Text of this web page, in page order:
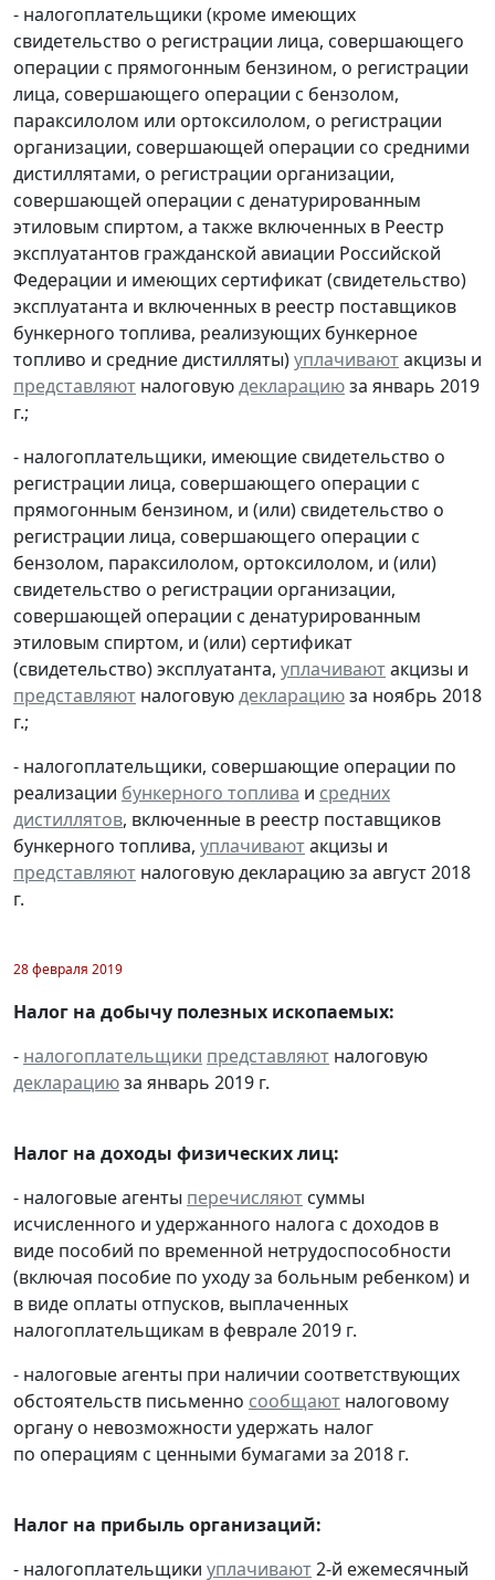
- налогоплательщики (кроме имеющих
свидетельство о регистрации лица, совершающего
операции с прямогонным бензином, о регистрации
лица, совершающего операции с бензолом,
параксилолом или ортоксилолом, о регистрации
организации, совершающей операции со средними
дистиллятами, о регистрации организации,
совершающей операции с денатурированным
этиловым спиртом, а также включенных в Реестр
эксплуатантов гражданской авиации Российской
Федерации и имеющих сертификат (свидетельство)
эксплуатанта и включенных в реестр поставщиков
бункерного топлива, реализующих бункерное
топливо и средние дистилляты)уплачиваютакцизы и
представляют налоговуюдекларациюза январь 2019
г.;
- налогоплательщики, имеющие свидетельство о
регистрации лица, совершающего операции с
прямогонным бензином, и (или) свидетельство о
регистрации лица, совершающего операции с
бензолом, параксилолом, ортоксилолом, и (или)
свидетельство о регистрации организации,
совершающей операции с денатурированным
этиловым спиртом, и (или) сертификат
(свидетельство) эксплуатанта, уплачиваютакцизы и
представляют налоговуюдекларациюза ноябрь 2018
г.;
- налогоплательщики, совершающие операции по
реализации бункерного топлива и средних
дистиллятов, включенные в реестр поставщиков
бункерного топлива, уплачиваютакцизы и
представляют налоговую декларацию за август 2018
г.
28 февраля 2019
Налог на добычу полезных ископаемых:
- налогоплательщики представляют налоговую
декларациюза январь 2019 г.
Налог на доходы физических лиц:
- налоговые агенты перечисляют суммы
исчисленного и удержанного налога с доходов в
виде пособий по временной нетрудоспособности
(включая пособие по уходу за больным ребенком) и
в виде оплаты отпусков, выплаченных
налогоплательщикам в феврале 2019 г.
- налоговые агенты при наличии соответствующих
обстоятельств письменно сообщают налоговому
органу о невозможности удержать налог
по операциям с ценными бумагами за 2018 г.
Налог на прибыль организаций:
- налогоплательщики уплачивают2-й ежемесячный